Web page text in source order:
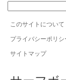
このサイトについて
プライバシーポリシ
サイトマップ